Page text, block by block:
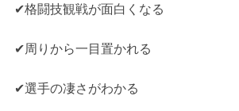
✔︎格闘技観戦が面白くなる
✔︎周りから一目置かれる
✔︎選手の凄さがわかる